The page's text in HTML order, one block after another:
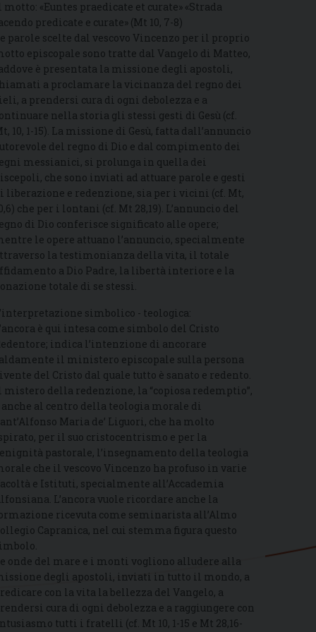
motto: «Euntes praedicate et curate» «Strada
predicate e curate» (Mt 10, 7-8)
parole scelte dal vescovo Vincenzo per il proprio
episcopale sono tratte dal Vangelo di Matteo,
è presentata la missione degli apostoli,
a proclamare la vicinanza del regno dei
a prendersi cura di ogni debolezza e a
nella storia gli stessi gesti di Gesù (cf.
10, 1-15). La missione di Gesù, fatta dall’annuncio
del regno di Dio e dal compimento dei
messianici, si prolunga in quella dei
che sono inviati ad attuare parole e gesti
liberazione e redenzione, sia per i vicini (cf. Mt,
che per i lontani (cf. Mt 28,19). L’annuncio del
di Dio conferisce significato alle opere;
le opere attuano l’annuncio, specialmente
la testimonianza della vita, il totale
a Dio Padre, la libertà interiore e la
totale di se stessi.
simbolico - teologica:
è qui intesa come simbolo del Cristo
indica l’intenzione di ancorare
il ministero episcopale sulla persona
del Cristo dal quale tutto è sanato e redento.
mistero della redenzione, la “copiosa redemptio”,
anche al centro della teologia morale di
Maria de’ Liguori, che ha molto
per il suo cristocentrismo e per la
pastorale, l’insegnamento della teologia
che il vescovo Vincenzo ha profuso in varie
e Istituti, specialmente all’Accademia
L’ancora vuole ricordare anche la
ricevuta come seminarista all’Almo
Capranica, nel cui stemma figura questo
onde del mare e i monti vogliono alludere alla
degli apostoli, inviati in tutto il mondo, a
con la vita la bellezza del Vangelo, a
cura di ogni debolezza e a raggiungere con
tutti i fratelli (cf. Mt 10, 1-15 e Mt 28,16-